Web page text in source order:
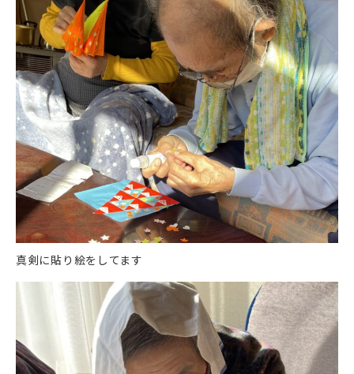
真剣に貼り絵をしてます